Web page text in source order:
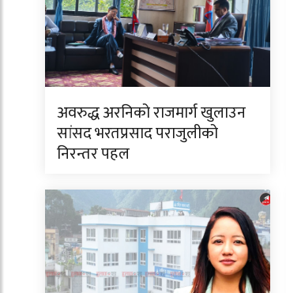
अवरुद्ध अरनिको राजमार्ग खुलाउन
सांसद भरतप्रसाद पराजुलीको
निरन्तर पहल